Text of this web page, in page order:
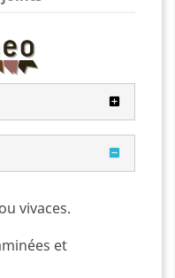
vivaces.
et